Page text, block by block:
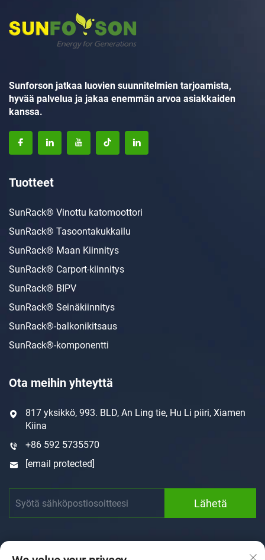
Sunforson jatkaa luovien suunnitelmien tarjoamista,
hyvää palvelua ja jakaa enemmän arvoa asiakkaiden
kanssa.
Tuotteet
SunRack® Vinottu katomoottori
SunRack® Tasoontakukkailu
SunRack® Maan Kiinnitys
SunRack® Carport-kiinnitys
SunRack® BIPV
SunRack® Seinäkiinnitys
SunRack®-balkonikitsaus
SunRack®-komponentti
Ota meihin yhteyttä
817 yksikkö, 993. BLD, An Ling tie, Hu Li piiri, Xiamen
Kiina
+86 592 5735570
[email protected]
Lähetä